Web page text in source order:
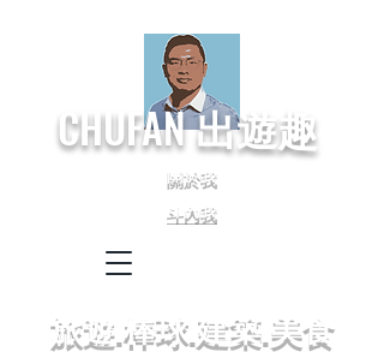
CHUFAN出遊趣
關於我
斗內我
旅遊.棒球.建築.美食